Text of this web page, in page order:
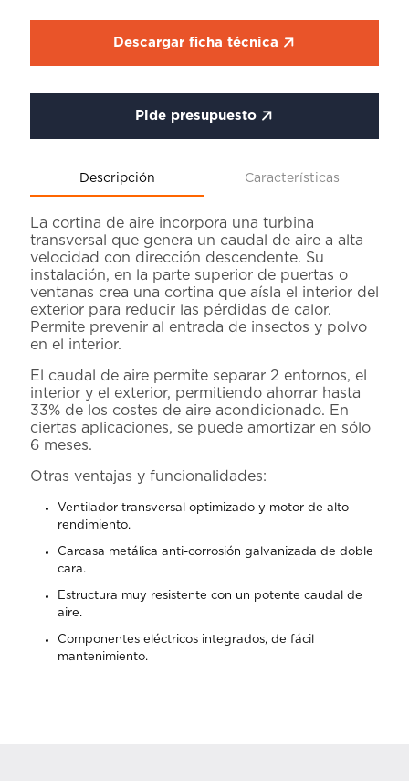
Descargar ficha técnica
Pide presupuesto
Descripción Características
La cortina de aire incorpora una turbina
transversal que genera un caudal de aire a alta
velocidad con dirección descendente. Su
instalación, en la parte superior de puertas o
ventanas crea una cortina que aísla el interior del
exterior para reducir las pérdidas de calor.
Permite prevenir al entrada de insectos y polvo
en el interior.
El caudal de aire permite separar 2 entornos, el
interior y el exterior, permitiendo ahorrar hasta
33% de los costes de aire acondicionado. En
ciertas aplicaciones, se puede amortizar en sólo
6 meses.
Otras ventajas y funcionalidades:
Ventilador transversal optimizado y motor de alto
rendimiento.
Carcasa metálica anti-corrosión galvanizada de doble
cara.
Estructura muy resistente con un potente caudal de
aire.
Componentes eléctricos integrados, de fácil
mantenimiento.